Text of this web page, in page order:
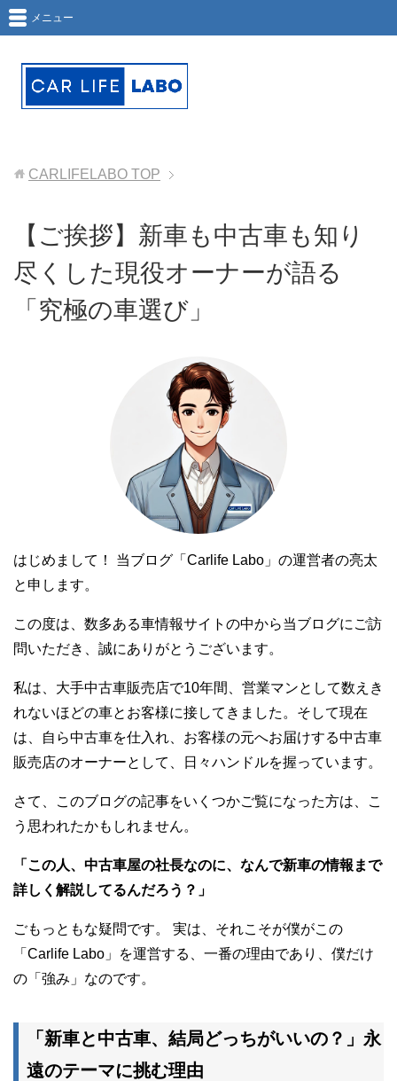
メニュー
CARLIFELABO TOP
【ご挨拶】新車も中古車も知り
尽くした現役オーナーが語る
「究極の車選び」
はじめまして！ 当ブログ「Carlife Labo」の運営者の亮太
と申します。
この度は、数多ある車情報サイトの中から当ブログにご訪
問いただき、誠にありがとうございます。
私は、大手中古車販売店で10年間、営業マンとして数えき
れないほどの車とお客様に接してきました。そして現在
は、自ら中古車を仕入れ、お客様の元へお届けする中古車
販売店のオーナーとして、日々ハンドルを握っています。
さて、このブログの記事をいくつかご覧になった方は、こ
う思われたかもしれません。
「この人、中古車屋の社長なのに、なんで新車の情報まで
詳しく解説してるんだろう？」
ごもっともな疑問です。 実は、それこそが僕がこの
「Carlife Labo」を運営する、一番の理由であり、僕だけ
の「強み」なのです。
「新車と中古車、結局どっちがいいの？」永
遠のテーマに挑む理由